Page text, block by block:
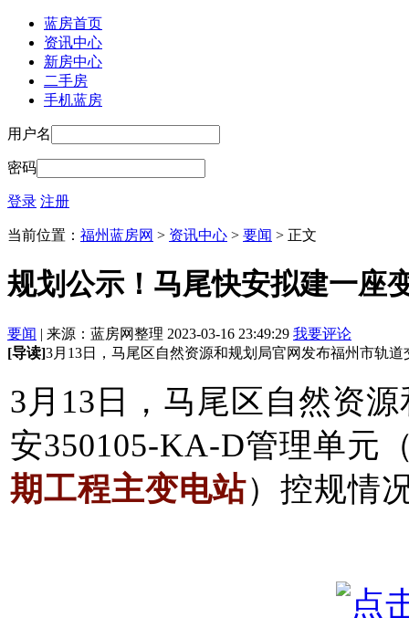
蓝房首页
资讯中心
新房中心
二手房
手机蓝房
用户名
密码
登录 注册
当前位置： 福州蓝房网 > 资讯中心 > 要闻 > 正文
规划公示！马尾快安拟建一座
要闻 | 来源：蓝房网整理 2023-03-16 23:49:29 我要评论
[导读]3月13日，马尾区自然资源和规划局官网发布福州市轨
3月13日，马尾区自然资
安350105-KA-D管理单元
期工程主变电站）控规情